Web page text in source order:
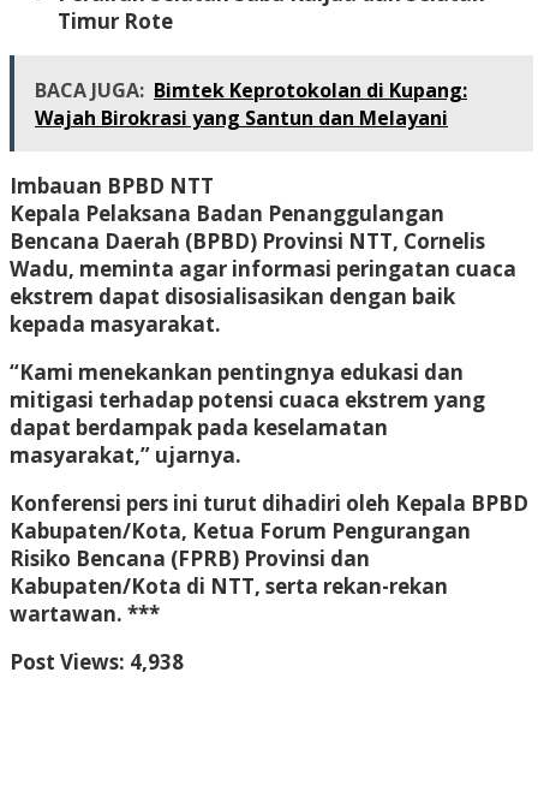
Timur Rote
BACA JUGA: Bimtek Keprotokolan di Kupang:
Wajah Birokrasi yang Santun dan Melayani
Imbauan BPBD NTT
Kepala Pelaksana Badan Penanggulangan
Bencana Daerah (BPBD) Provinsi NTT, Cornelis
Wadu, meminta agar informasi peringatan cuaca
ekstrem dapat disosialisasikan dengan baik
kepada masyarakat.
“Kami menekankan pentingnya edukasi dan
mitigasi terhadap potensi cuaca ekstrem yang
dapat berdampak pada keselamatan
masyarakat,” ujarnya.
Konferensi pers ini turut dihadiri oleh Kepala BPBD
Kabupaten/Kota, Ketua Forum Pengurangan
Risiko Bencana (FPRB) Provinsi dan
Kabupaten/Kota di NTT, serta rekan-rekan
wartawan. ***
Post Views: 4,938